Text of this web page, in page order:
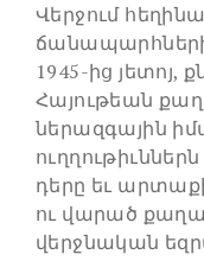
Վերջում
1945-ից յետոյ,
Հայութեան
ներազգային
դերը եւ
ու վարած
վերջնական